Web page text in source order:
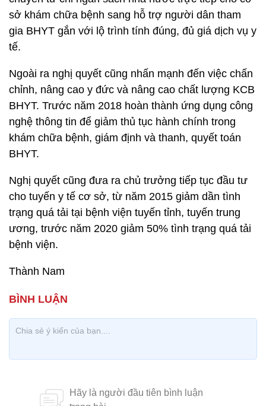
sở khám chữa bệnh sang hỗ trợ người dân tham
gia BHYT gắn với lộ trình tính đúng, đủ giá dịch vụ y
tế.
Ngoài ra nghị quyết cũng nhấn mạnh đến việc chấn
chỉnh, nâng cao y đức và nâng cao chất lượng KCB
BHYT. Trước năm 2018 hoàn thành ứng dụng công
nghệ thông tin để giảm thủ tục hành chính trong
khám chữa bệnh, giám định và thanh, quyết toán
BHYT.
Nghị quyết cũng đưa ra chủ trưởng tiếp tục đầu tư
cho tuyến y tế cơ sở, từ năm 2015 giảm dần tình
trạng quá tải tại bệnh viện tuyến tỉnh, tuyến trung
ương, trước năm 2020 giảm 50% tình trạng quá tải
bệnh viện.
Thành Nam